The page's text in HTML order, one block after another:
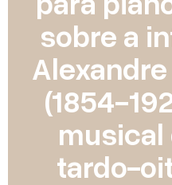
sobre a
(1854-
musical
tardo-